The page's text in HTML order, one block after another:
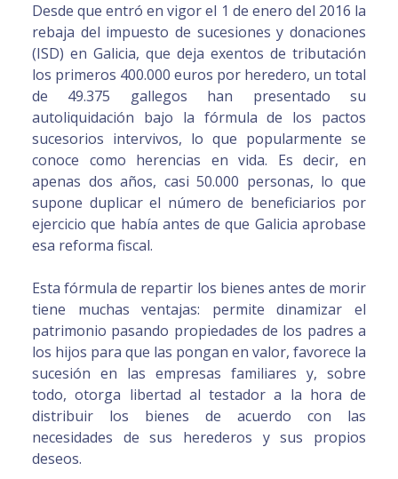
Desde que entró en vigor el 1 de enero del 2016 la
rebaja del impuesto de sucesiones y donaciones
(ISD) en Galicia, que deja exentos de tributación
los primeros 400.000 euros por heredero, un total
de 49.375 gallegos han presentado su
autoliquidación bajo la fórmula de los pactos
sucesorios intervivos, lo que popularmente se
conoce como herencias en vida. Es decir, en
apenas dos años, casi 50.000 personas, lo que
supone duplicar el número de beneficiarios por
ejercicio que había antes de que Galicia aprobase
esa reforma fiscal.
Esta fórmula de repartir los bienes antes de morir
tiene muchas ventajas: permite dinamizar el
patrimonio pasando propiedades de los padres a
los hijos para que las pongan en valor, favorece la
sucesión en las empresas familiares y, sobre
todo, otorga libertad al testador a la hora de
distribuir los bienes de acuerdo con las
necesidades de sus herederos y sus propios
deseos.